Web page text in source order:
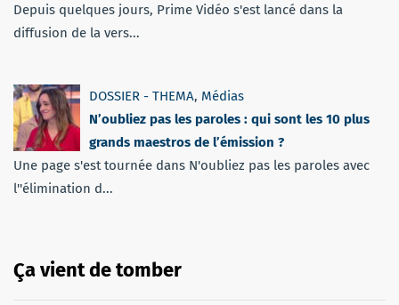
Depuis quelques jours, Prime Vidéo s'est lancé dans la
diffusion de la vers...
DOSSIER - THEMA, Médias
N’oubliez pas les paroles : qui sont les 10 plus
grands maestros de l’émission ?
Une page s'est tournée dans N'oubliez pas les paroles avec
l''élimination d...
Ça vient de tomber